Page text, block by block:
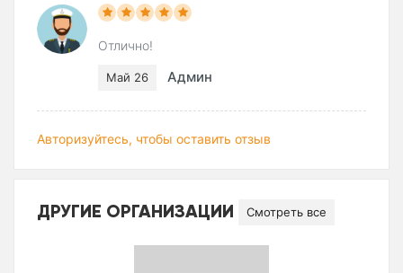
Отлично!
Май 26 Админ
Авторизуйтесь, чтобы оставить отзыв
ДРУГИЕ ОРГАНИЗАЦИИ Смотреть все